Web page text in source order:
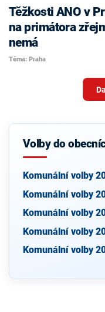
Těžkosti ANO v
na primátora
nemá
Téma: Praha
Volby do
Komunální volby
Komunální volby
Komunální volby
Komunální volby
Komunální volby